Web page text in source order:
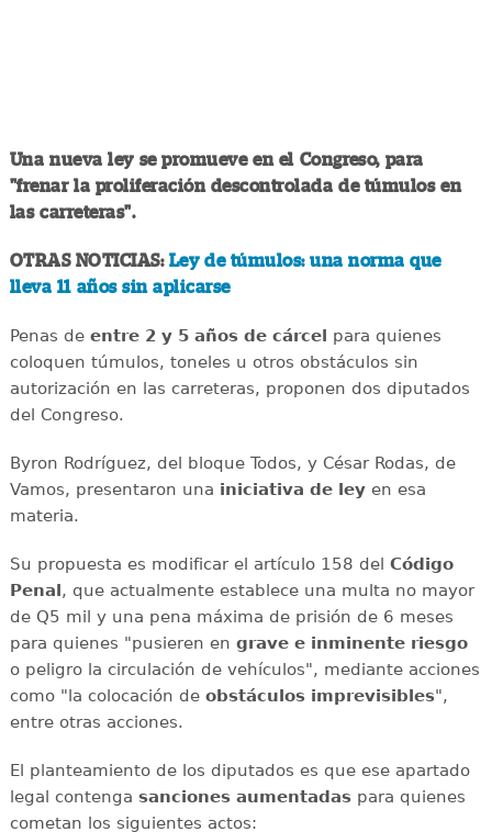
Una nueva ley se promueve en el Congreso, para
"frenar la proliferación descontrolada de túmulos en
las carreteras".
OTRAS NOTICIAS: Ley de túmulos: una norma que
lleva 11 años sin aplicarse
Penas de entre 2 y 5 años de cárcel para quienes
coloquen túmulos, toneles u otros obstáculos sin
autorización en las carreteras, proponen dos diputados
del Congreso.
Byron Rodríguez, del bloque Todos, y César Rodas, de
Vamos, presentaron una iniciativa de leyen esa
materia.
Su propuesta es modificar el artículo 158 del Código
Penal, que actualmente establece una multa no mayor
de Q5 mil y una pena máxima de prisión de 6 meses
para quienes "pusieren en grave e inminente riesgo
o peligro la circulación de vehículos", mediante acciones
como "la colocación de obstáculos imprevisibles",
entre otras acciones.
El planteamiento de los diputados es que ese apartado
legal contenga sanciones aumentadaspara quienes
cometan los siguientes actos: